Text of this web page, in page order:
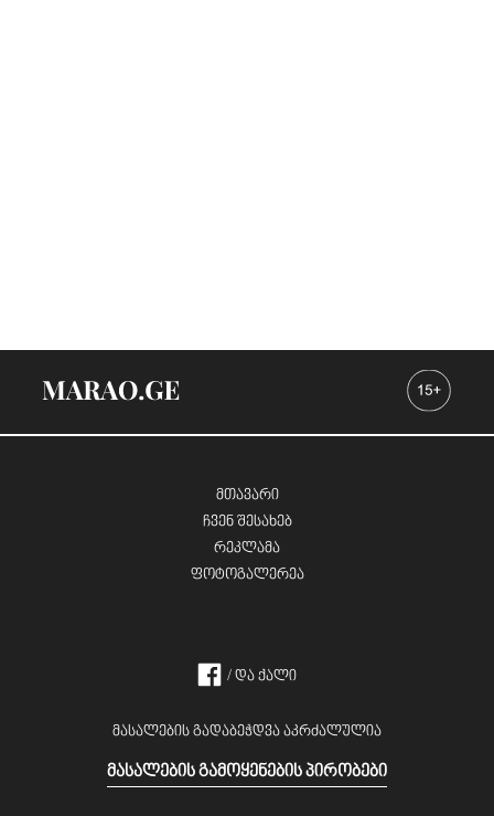
მთავარი
ჩვენ შესახებ
რეკლამა
ფოტოგალერეა
მასალების გადაბეჭდვა აკრძალულია
მასალების გამოყენების პირობები
/ და ქალი